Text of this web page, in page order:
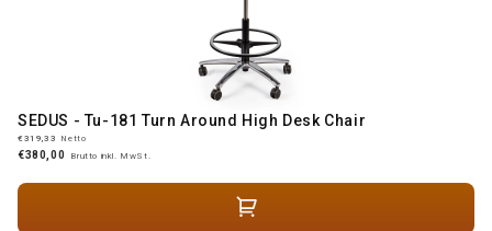
SEDUS - Tu-181 Turn Around High Desk Chair
€319,33 Netto
€380,00 Brutto inkl. MwSt.